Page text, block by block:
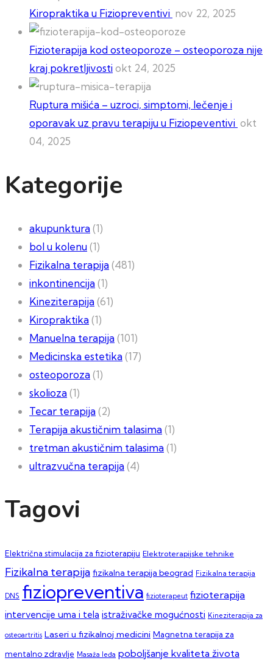
Kiropraktika u Fiziopreventivi nov 22, 2025
Fizioterapija kod osteoporoze – osteoporoza nije
kraj pokretljivostiokt 24, 2025
Ruptura mišića – uzroci, simptomi, lečenje i
oporavak uz pravu terapiju u Fiziopeventivi okt
04, 2025
Kategorije
akupunktura(1)
bol u kolenu(1)
Fizikalna terapija(481)
inkontinencija(1)
Kineziterapija(61)
Kiropraktika(1)
Manuelna terapija(101)
Medicinska estetika(17)
osteoporoza(1)
skolioza(1)
Tecar terapija(2)
Terapija akustičnim talasima(1)
tretman akustičnim talasima(1)
ultrazvučna terapija(4)
Tagovi
Električna stimulacija za fizioterapiju Elektroterapijske tehnike
Fizikalna terapija fizikalna terapija beograd Fizikalna terapija
DNS fiziopreventiva fizioterapeut fizioterapija
intervencije uma i tela istraživačke mogućnosti Kineziterapija za
osteoartritis Laseri u fizikalnoj medicini Magnetna terapija za
mentalno zdravlje Masaža leđa poboljšanje kvaliteta života